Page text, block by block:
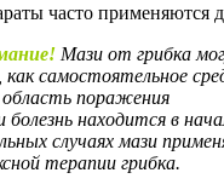
часто применяются
Мази от грибка
как самостоятельное
область поражения
болезнь находится в
случаях мази
терапии грибка.